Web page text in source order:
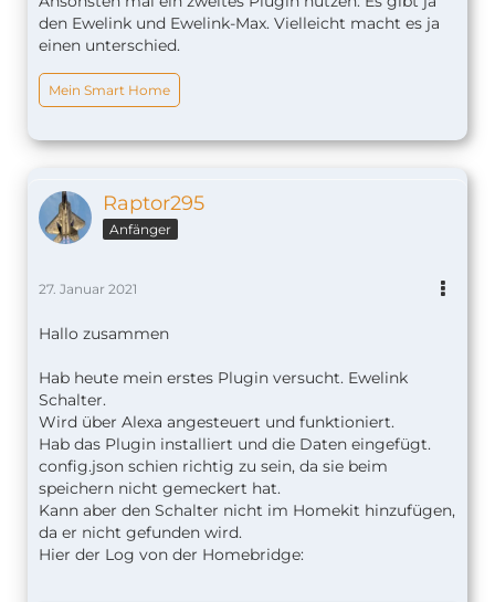
den Ewelink und Ewelink-Max. Vielleicht macht es ja
einen unterschied.
Mein Smart Home
Raptor295
Anfänger
27. Januar 2021
Hallo zusammen
Hab heute mein erstes Plugin versucht. Ewelink
Schalter.
Wird über Alexa angesteuert und funktioniert.
Hab das Plugin installiert und die Daten eingefügt.
config.json schien richtig zu sein, da sie beim
speichern nicht gemeckert hat.
Kann aber den Schalter nicht im Homekit hinzufügen,
da er nicht gefunden wird.
Hier der Log von der Homebridge: